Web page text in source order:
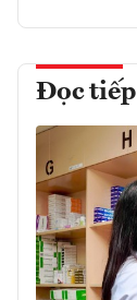
Đọc tiếp